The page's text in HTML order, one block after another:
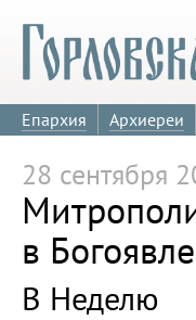
Епархия Архиереи
28 сентября
в
В Неделю